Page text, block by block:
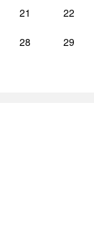
21 22
28 29